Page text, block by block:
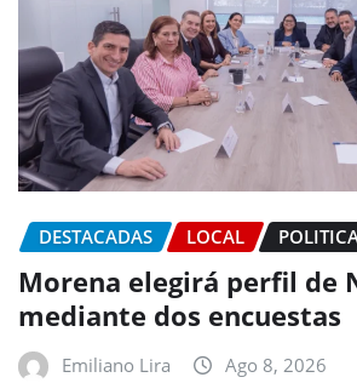
DESTACADAS LOCAL
Morena elegirá perfil de
mediante dos encuestas
Emiliano Lira Ago 8, 2026